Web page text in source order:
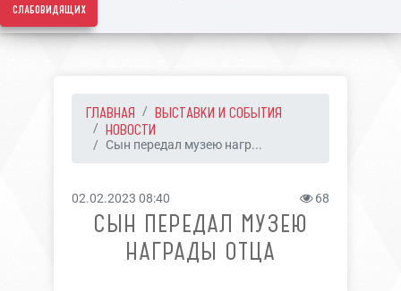
слабовидящих
ГЛАВНАЯ
ВЫСТАВКИ И СОБЫТИЯ
НОВОСТИ
Сын передал музею нагр...
02.02.2023 08:40 68
СЫН ПЕРЕДАЛ МУЗЕЮ
НАГРАДЫ ОТЦА